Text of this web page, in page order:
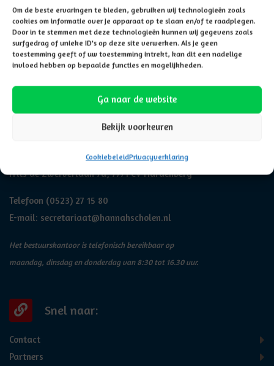
Om de beste ervaringen te bieden, gebruiken wij technologieën zoals
cookies om informatie over je apparaat op te slaan en/of te raadplegen.
Door in te stemmen met deze technologieën kunnen wij gegevens zoals
surfgedrag of unieke ID's op deze site verwerken. Als je geen
toestemming geeft of uw toestemming intrekt, kan dit een nadelige
invloed hebben op bepaalde functies en mogelijkheden.
Ga naar de website
Bekijk voorkeuren
CookiebeleidPrivacyverklaring
De BronEnschede
Adresgegevens
Frits de Zwerverlaan 7a, 7771 CV Hardenberg
Telefoon (0523) 27 15 80
E-mail: secretariaat@hannahscholen.nl
Het bestuurskantoor is telefonisch bereikbaar op
maandag, dinsdag en donderdag van 8:30 tot 16.30 uur.
Snel naar:
Contact
Partners